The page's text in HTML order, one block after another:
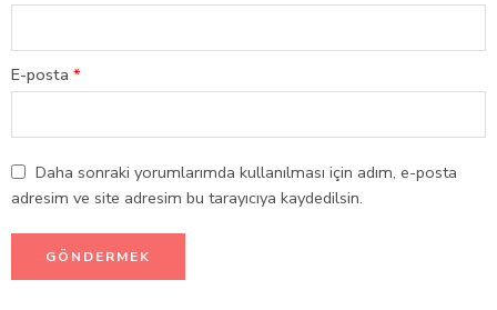
E-posta *
Daha sonraki yorumlarımda kullanılması için adım, e-posta
adresim ve site adresim bu tarayıcıya kaydedilsin.